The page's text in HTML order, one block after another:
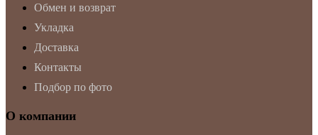
Обмен и возврат
Укладка
Доставка
Контакты
Подбор по фото
О компании